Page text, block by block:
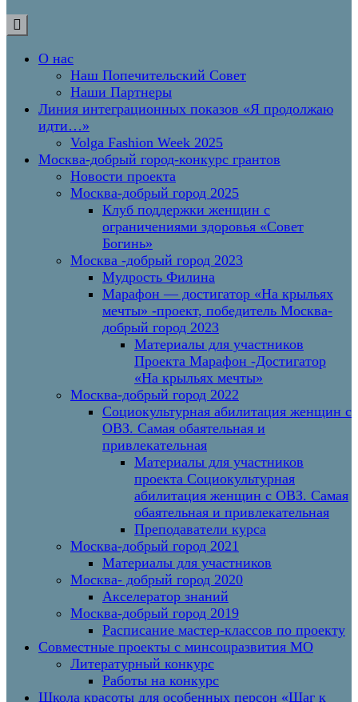
О нас
Наш Попечительский Совет
Наши Партнеры
Линия интеграционных показов «Я продолжаю
идти…»
Volga Fashion Week 2025
Москва-добрый город-конкурс грантов
Новости проекта
Москва-добрый город 2025
Клуб поддержки женщин с
ограничениями здоровья «Совет
Богинь»
Москва -добрый город 2023
Мудрость Филина
Марафон — достигатор «На крыльях
мечты» -проект, победитель Москва-
добрый город 2023
Материалы для участников
Проекта Марафон -Достигатор
«На крыльях мечты»
Москва-добрый город 2022
Социокультурная абилитация женщин с
ОВЗ. Самая обаятельная и
привлекательная
Материалы для участников
проекта Социокультурная
абилитация женщин с ОВЗ. Самая
обаятельная и привлекательная
Преподаватели курса
Москва-добрый город 2021
Материалы для участников
Москва- добрый город 2020
Акселератор знаний
Москва-добрый город 2019
Расписание мастер-классов по проекту
Совместные проекты с минсоцразвития МО
Литературный конкурс
Работы на конкурс
Школа красоты для особенных персон «Шаг к